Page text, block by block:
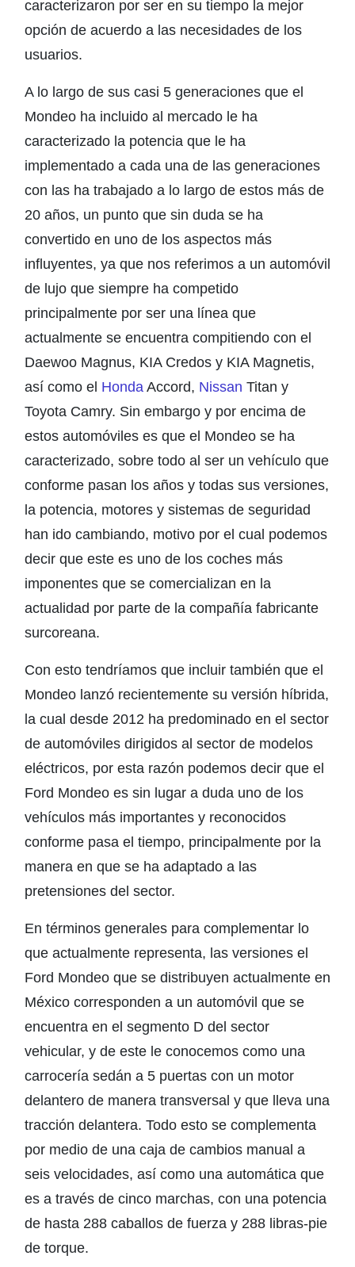
caracterizaron por ser en su tiempo la mejor
opción de acuerdo a las necesidades de los
usuarios.
A lo largo de sus casi 5 generaciones que el
Mondeo ha incluido al mercado le ha
caracterizado la potencia que le ha
implementado a cada una de las generaciones
con las ha trabajado a lo largo de estos más de
20 años, un punto que sin duda se ha
convertido en uno de los aspectos más
influyentes, ya que nos referimos a un automóvil
de lujo que siempre ha competido
principalmente por ser una línea que
actualmente se encuentra compitiendo con el
Daewoo Magnus, KIA Credos y KIA Magnetis,
así como el Honda Accord, Nissan Titan y
Toyota Camry. Sin embargo y por encima de
estos automóviles es que el Mondeo se ha
caracterizado, sobre todo al ser un vehículo que
conforme pasan los años y todas sus versiones,
la potencia, motores y sistemas de seguridad
han ido cambiando, motivo por el cual podemos
decir que este es uno de los coches más
imponentes que se comercializan en la
actualidad por parte de la compañía fabricante
surcoreana.
Con esto tendríamos que incluir también que el
Mondeo lanzó recientemente su versión híbrida,
la cual desde 2012 ha predominado en el sector
de automóviles dirigidos al sector de modelos
eléctricos, por esta razón podemos decir que el
Ford Mondeo es sin lugar a duda uno de los
vehículos más importantes y reconocidos
conforme pasa el tiempo, principalmente por la
manera en que se ha adaptado a las
pretensiones del sector.
En términos generales para complementar lo
que actualmente representa, las versiones el
Ford Mondeo que se distribuyen actualmente en
México corresponden a un automóvil que se
encuentra en el segmento D del sector
vehicular, y de este le conocemos como una
carrocería sedán a 5 puertas con un motor
delantero de manera transversal y que lleva una
tracción delantera. Todo esto se complementa
por medio de una caja de cambios manual a
seis velocidades, así como una automática que
es a través de cinco marchas, con una potencia
de hasta 288 caballos de fuerza y 288 libras-pie
de torque.